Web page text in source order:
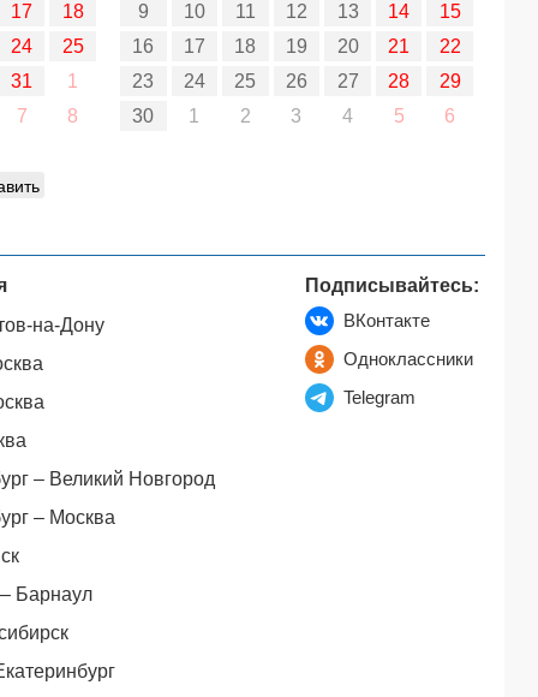
17
18
24
25
31
1
7
8
9
10 11 12 13 14
15
16
17 18 19 20 21
22
23
24 25 26 27 28
29
30
1 2 3 4 5 6
на-Дону
– Великий Новгород
– Москва
Барнаул
Подписывайтесь:
ВКонтакте
Одноклассники
Telegram